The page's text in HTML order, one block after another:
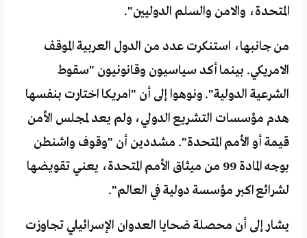
المتحدة، والامن والسلم الدوليين".
من جانبها، استنكرت عدد من الدول العربية الموقف
الامريكي. بينما أكد سياسيون وقانونيون "سقوط
الشرعية الدولية". ونوهوا إلى أن "امريكا اختارت بنفسها
هدم مؤسسات التشريع الدولي، ولم يعد لمجلس الأمن
قيمة أو الأمم المتحدة". مشددين أن "وقوف واشنطن
بوجه المادة 99 من ميثاق الأمم المتحدة، يعني تقويضها
لشرائع اكبر مؤسسة دولية في العالم".
يشار إلى أن محصلة ضحايا العدوان الإسرائيلي تجاوزت